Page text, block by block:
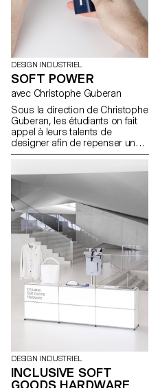
DESIGN INDUSTRIEL
SOFT POWER
avec Christophe Guberan
Sous la direction de Christophe
Guberan, les étudiants on fait
appel à leurs talents de
designer afin de repenser un
objet du quotidient qui
d’énergie qu’il ne devrait.Grace
à leurs sens de l’observation ils
ont choisis une typologie
d’objet contemporain
énergivore et on réduit sa
dépendance en énergie lors de
son utilisation.
DESIGN INDUSTRIEL
INCLUSIVE SOFT
GOODS HARDWARE